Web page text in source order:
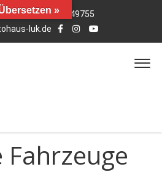
01742949755
luk.de
Fahrzeuge
»